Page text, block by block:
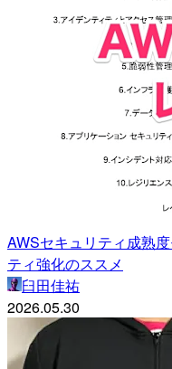
AWSセキュリティ成熟
ティ強化のススメ
臼田佳祐
2026.05.30